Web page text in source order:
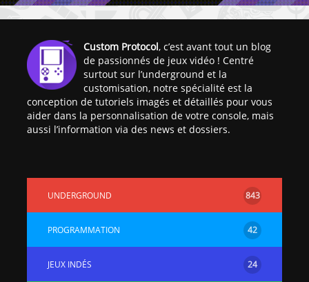
Custom Protocol, c’est avant tout un blog
de passionnés de jeux vidéo ! Centré
surtout sur l’underground et la
customisation, notre spécialité est la
conception de tutoriels imagés et détaillés pour vous
aider dans la personnalisation de votre console, mais
aussi l’information via des news et dossiers.
UNDERGROUND 843
PROGRAMMATION 42
JEUX INDÉS 24
[Vita] Ouverture de
KyûHEN, le nouveau
concours de
homebrews
possible avec Baryon
Sweeper !
nouveaux